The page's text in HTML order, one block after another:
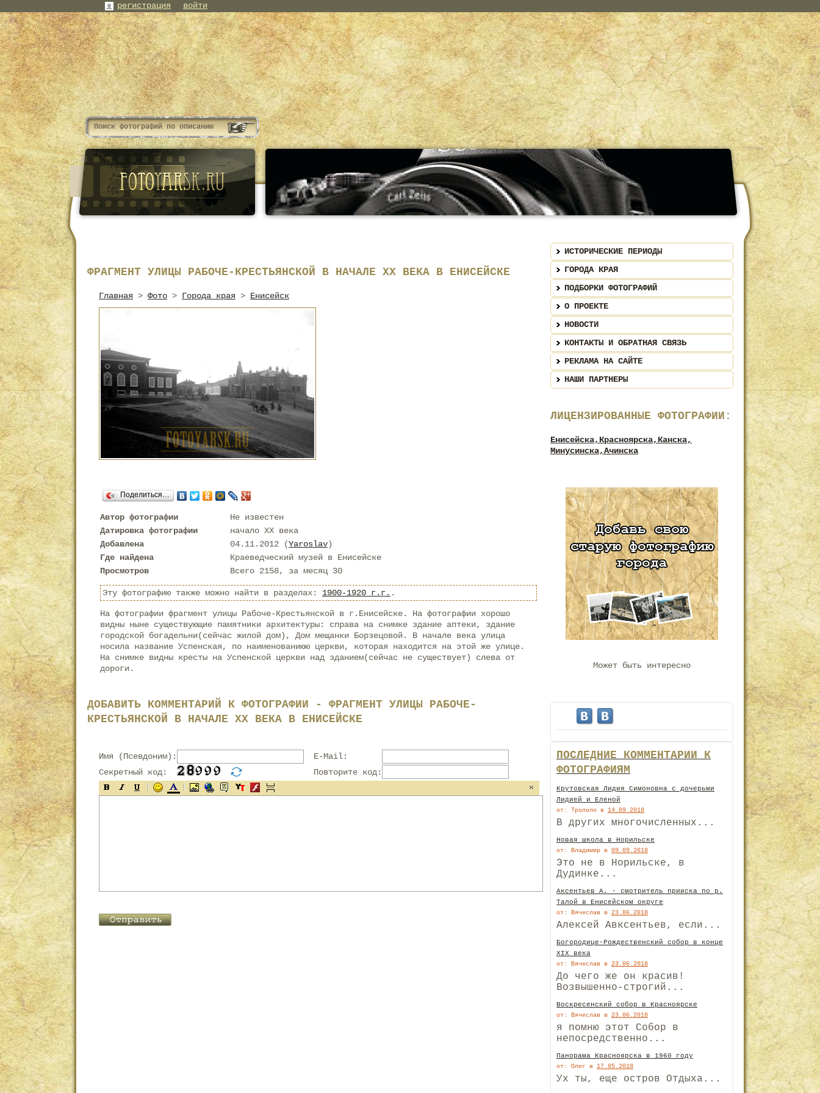
ФРАГМЕНТ УЛИЦЫ РАБОЧЕ-КРЕСТЬЯНСКОЙ В НАЧАЛЕ XX ВЕКА В ЕНИСЕЙСКЕ
Главная > Фото > Города края > Енисейск
Поделиться…
Автор фотографии
Не известен
Датировка фотографии
начало XX века
Добавлена
04.11.2012 (Yaroslav)
Где найдена
Краеведческий музей в Енисейске
Просмотров
Всего 2158, за месяц 30
Эту фотографию также можно найти в разделах: 1900-1920 г.г. .
На фотографии фрагмент улицы Рабоче-Крестьянской в г.Енисейске. На фотографии хорошо
видны ныне существующие памятники архитектуры: справа на снимке здание аптеки, здание
городской богадельни(сейчас жилой дом), Дом мещанки Борзецовой. В начале века улица
носила название Успенская, по наименованиюю церкви, которая находится на этой же улице.
На снимке видны кресты на Успенской церкви над зданием(сейчас не существует) слева от
дороги.
ДОБАВИТЬ КОММЕНТАРИЙ К ФОТОГРАФИИ - ФРАГМЕНТ УЛИЦЫ РАБОЧЕ-
КРЕСТЬЯНСКОЙ В НАЧАЛЕ XX ВЕКА В ЕНИСЕЙСКЕ
Имя (Псевдоним):
E-Mail:
Секретный код:
Повторите код:
ИСТОРИЧЕСКИЕ ПЕРИОДЫ
ГОРОДА КРАЯ
ПОДБОРКИ ФОТОГРАФИЙ
О ПРОЕКТЕ
НОВОСТИ
КОНТАКТЫ И ОБРАТНАЯ СВЯЗЬ
РЕКЛАМА НА САЙТЕ
НАШИ ПАРТНЕРЫ
ЛИЦЕНЗИРОВАННЫЕ ФОТОГРАФИИ:
Енисейска, Красноярска, Канска,
Минусинска,Ачинска
Может быть интересно
ПОСЛЕДНИЕ КОММЕНТАРИИ К
ФОТОГРАФИЯМ
Крутовская Лидия Симоновна с дочерьми
Лидией и Еленой
от: Трололо в 14.09.2018
В других многочисленных...
Новая школа в Норильске
от: Владимир в 09.09.2018
Это не в Норильске, в
Дудинке...
Аксентьев А. - смотритель прииска по р.
Талой в Енисейском округе
от: Вячеслав в 23.06.2018
Алексей Авксентьев, если...
Богородице-Рождественский собор в конце
XIX века
от: Вячеслав в 23.06.2018
До чего же он красив!
Возвышенно-строгий...
Воскресенский собор в Красноярске
от: Вячеслав в 23.06.2018
я помню этот Собор в
непосредственно...
Панорама Красноярска в 1960 году
от: Олег в 17.05.2018
Ух ты, еще остров Отдыха...
регистрация войти